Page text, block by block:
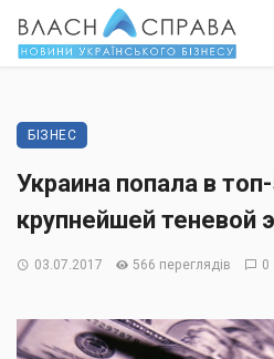
БІЗНЕС
Украина попала в
крупнейшей теневой
03.07.2017 566 переглядів 0